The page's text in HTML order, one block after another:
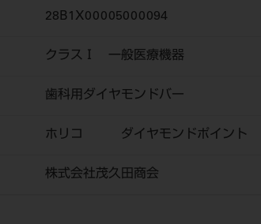
28B1X00005000094
クラスⅠ 一般医療機器
歯科用ダイヤモンドバー
ホリコ ダイヤモンドポイント
株式会社茂久田商会